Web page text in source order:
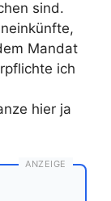
sind.
Mandat
ich
hier ja
ANZEIGE